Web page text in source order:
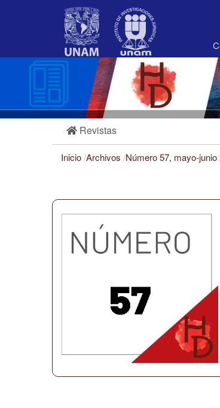
Barra
Revistas
Inicio/Archivos /Número 57, mayo-junio